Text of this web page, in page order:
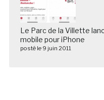
Le Parc de la Villette
mobile pour iPhone
posté le 9 juin 2011